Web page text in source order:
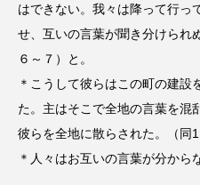
はできない。我々は降って行っ
せ、互いの言葉が聞き分けられ
６～７）と。
＊こうして彼らはこの町の建
た。主はそこで全地の言葉を混
彼らを全地に散らされた。（同
＊人々はお互いの言葉が分から